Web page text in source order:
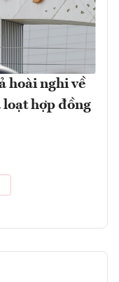
hoài nghi về
hợp đồng